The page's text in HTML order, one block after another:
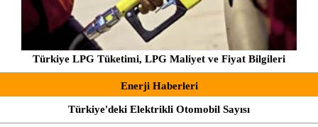
Türkiye LPG Tüketimi, LPG Maliyet ve Fiyat Bilgileri
Enerji Haberleri
Türkiye'deki Elektrikli Otomobil Sayısı